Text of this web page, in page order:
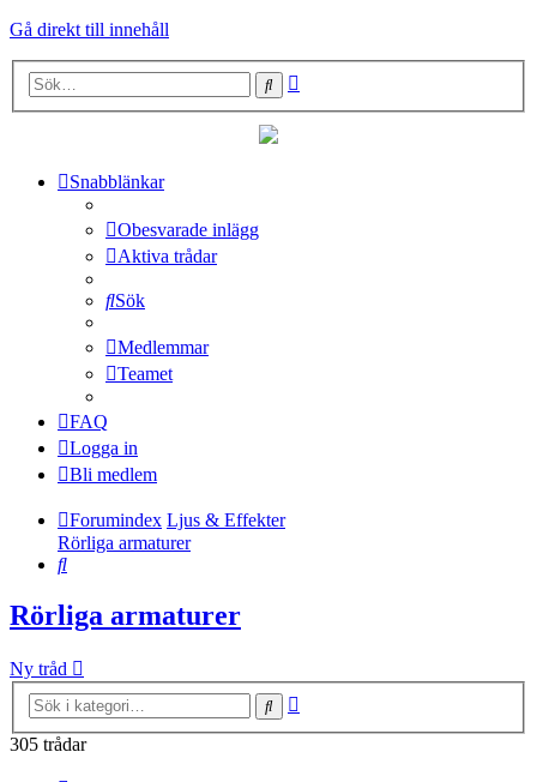
Gå direkt till innehåll
Sök
Snabblänkar
Obesvarade inlägg
Aktiva trådar
Sök
Medlemmar
Teamet
FAQ
Logga in
Bli medlem
Forumindex Ljus & Effekter
Rörliga armaturer
Sök
Rörliga armaturer
Ny tråd
Sök
305 trådar